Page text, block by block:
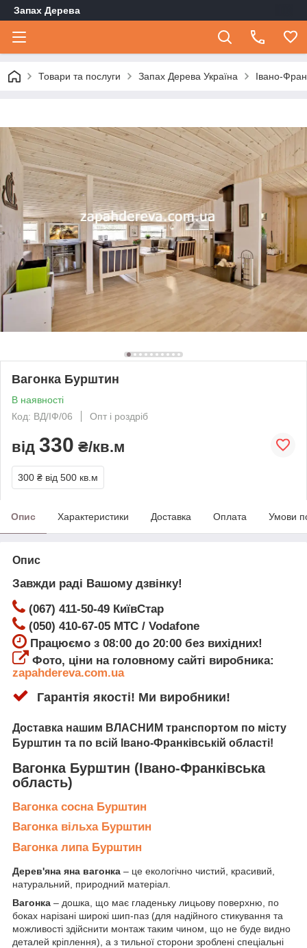
Запах Дерева
Товари та послуги Запах Дерева Україна Івано-
Вагонка Бурштин
В наявності
Код: ВД/ІФ/06
Опт і роздріб
від 330 ₴/кв.м
300 ₴ від 500 кв.м
Опис Характеристики Доставка Оплата Умови
Опис
Завжди раді Вашому дзвінку!
(067) 411-50-49 КиївСтар
(050) 410-67-05 МТС / Vodafone
Працюємо з 08:00 до 20:00 без вихідних!
Фото, ціни на головному сайті виробника:
zapahdereva.com.ua
Гарантія якості! Ми виробники!
Доставка нашим ВЛАСНИМ транспортом по місту
Бурштин та по всій Івано-Франківській області!
Вагонка Бурштин (Івано-Франківська
область)
Вагонка сосна Бурштин
Вагонка вільха Бурштин
Вагонка липа Бурштин
Дерев'яна яна вагонка – це екологічно чистий, красивий,
натуральний, природний матеріал.
Вагонка – дошка, що має гладеньку лицьову поверхню, по
боках нарізані широкі шип-паз (для надійного стикування та
можливості здійснити монтаж таким чином, що не буде видно
деталей кріплення), а з тильної сторони зроблені спеціальні